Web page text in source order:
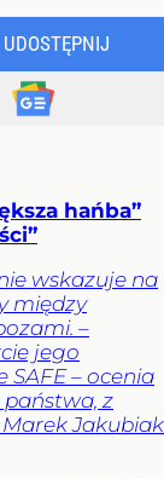
UDOSTĘPNIJ
hańba”
wskazuje na
między
–
jego
– ocenia
państwa, z
Jakubiak